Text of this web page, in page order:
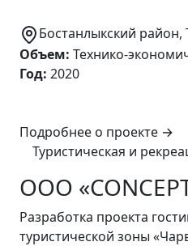
Бостанлыкский район,
Объем: Технико-
Год: 2020
Подробнее о проекте →
Туристическая и
ООО
Разработка проекта
туристической зоны